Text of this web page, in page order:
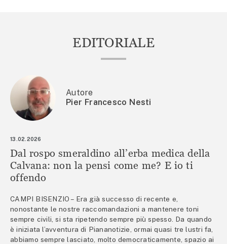
EDITORIALE
Autore
Pier Francesco Nesti
13.02.2026
Dal rospo smeraldino all’erba medica della
Calvana: non la pensi come me? E io ti
offendo
CAMPI BISENZIO – Era già successo di recente e,
nonostante le nostre raccomandazioni a mantenere toni
sempre civili, si sta ripetendo sempre più spesso. Da quando
è iniziata l’avventura di Piananotizie, ormai quasi tre lustri fa,
abbiamo sempre lasciato, molto democraticamente, spazio ai